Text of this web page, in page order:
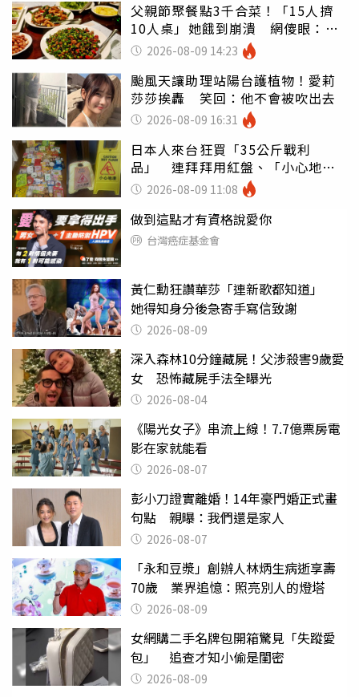
父親節聚餐點3千合菜！「15人擠
10人桌」她餓到崩潰 網傻眼：讓
店家看笑話
2026-08-09 14:23
颱風天讓助理站陽台護植物！愛莉
莎莎挨轟 笑回：他不會被吹出去
2026-08-09 16:31
日本人來台狂買「35公斤戰利
品」 連拜拜用紅盤、「小心地
滑」告示牌也帶回家
2026-08-09 11:08
做到這點才有資格說愛你
台灣癌症基金會
黃仁勳狂讚華莎「連新歌都知道」
她得知身分後急寄手寫信致謝
2026-08-09
深入森林10分鐘藏屍！父涉殺害9歲愛
女 恐怖藏屍手法全曝光
2026-08-04
《陽光女子》串流上線！7.7億票房電
影在家就能看
2026-08-07
彭小刀證實離婚！14年豪門婚正式畫
句點 親曝：我們還是家人
2026-08-07
「永和豆漿」創辦人林炳生病逝享壽
70歲 業界追憶：照亮別人的燈塔
2026-08-09
女網購二手名牌包開箱驚見「失蹤愛
包」 追查才知小偷是閨密
2026-08-09